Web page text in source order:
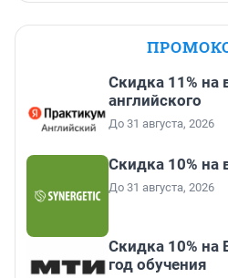
Скидка 11% на
английского
До 31 августа, 2026
Скидка 10% на
До 31 августа, 2026
Скидка 10%
год обучения